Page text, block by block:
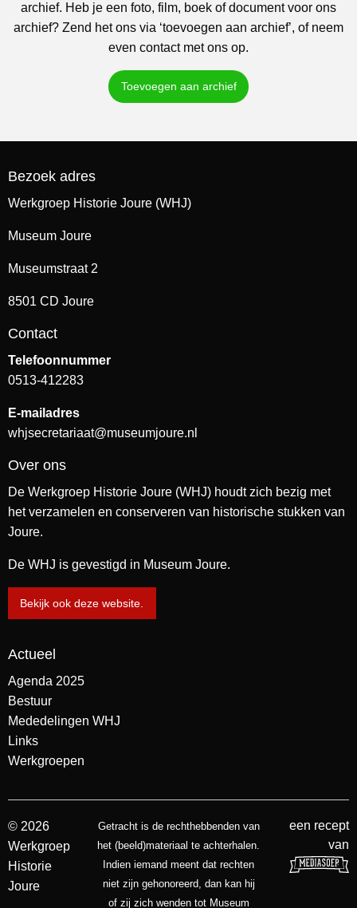
archief. Heb je een foto, film, boek of document voor ons
archief? Zend het ons via ‘toevoegen aan archief’, of neem
even contact met ons op.
Toevoegen aan archief
Bezoek adres
Werkgroep Historie Joure (WHJ)
Museum Joure
Museumstraat 2
8501 CD Joure
Contact
Telefoonnummer
0513-412283
E-mailadres
whjsecretariaat@museumjoure.nl
Over ons
De Werkgroep Historie Joure (WHJ) houdt zich bezig met
het verzamelen en conserveren van historische stukken van
Joure.
De WHJ is gevestigd in Museum Joure.
Bekijk ook deze website.
Actueel
Agenda 2025
Bestuur
Mededelingen WHJ
Links
Werkgroepen
© 2026
Werkgroep
Historie
Joure
Getracht is de rechthebbenden van
het (beeld)materiaal te achterhalen.
Indien iemand meent dat rechten
niet zijn gehonoreerd, dan kan hij
of zij zich wenden tot Museum
een recept
van